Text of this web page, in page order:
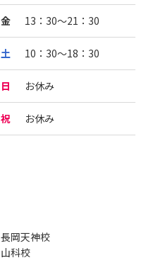
金 13：30〜21：30
土 10：30〜18：30
日 お休み
祝 お休み
長岡天神校
山科校